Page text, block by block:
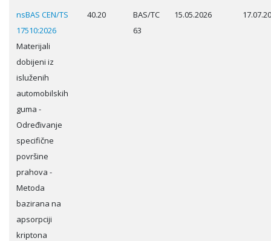
nsBAS CEN/TS
17510:2026
Materijali
dobijeni iz
isluženih
automobilskih
guma -
Određivanje
specifične
površine
prahova -
Metoda
bazirana na
apsorpciji
kriptona
40.20
BAS/TC
63
15.05.2026